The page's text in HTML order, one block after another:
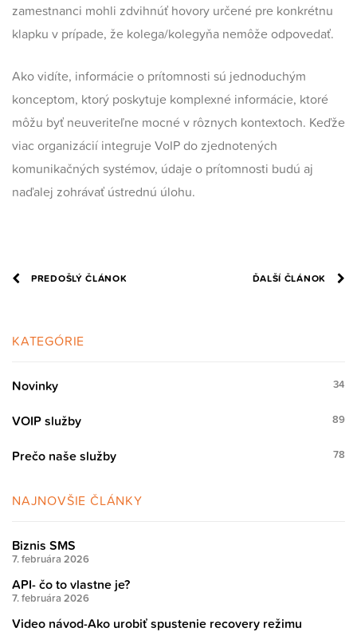
zamestnanci mohli zdvihnúť hovory určené pre konkrétnu
klapku v prípade, že kolega/kolegyňa nemôže odpovedať.
Ako vidíte, informácie o prítomnosti sú jednoduchým
konceptom, ktorý poskytuje komplexné informácie, ktoré
môžu byť neuveriteľne mocné v rôznych kontextoch. Keďže
viac organizácií integruje VoIP do zjednotených
komunikačných systémov, údaje o prítomnosti budú aj
naďalej zohrávať ústrednú úlohu.
PREDOŠLÝ ČLÁNOK ĎALŠÍ ČLÁNOK
KATEGÓRIE
Novinky 34
VOIP služby 89
Prečo naše služby 78
NAJNOVŠIE ČLÁNKY
Biznis SMS
7. februára 2026
API- čo to vlastne je?
7. februára 2026
Video návod-Ako urobiť spustenie recovery režimu